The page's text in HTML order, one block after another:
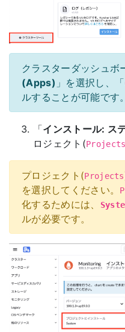
クラスターダッシュボ
(Apps) 」を選択し、「
ルすることが可能です。
「インストール: ス
ロジェクト(Projects
プロジェクト(Projects
を選択してください。
化するためには、
ルが必要です。